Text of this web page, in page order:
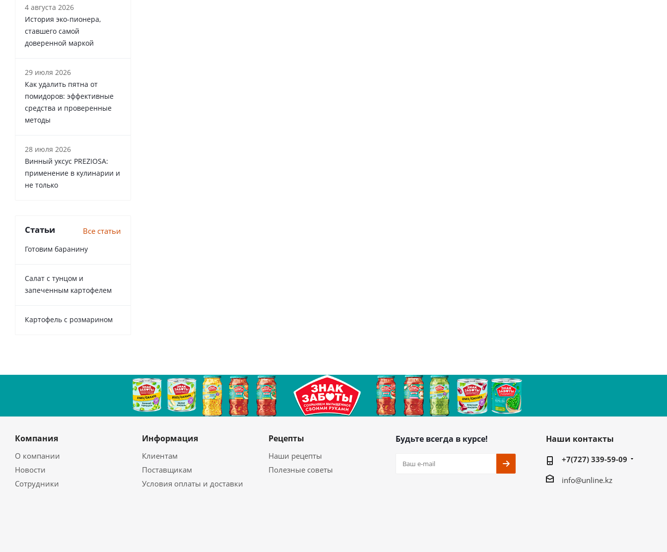
4 августа 2026
История эко-пионера,
ставшего самой
доверенной маркой
29 июля 2026
Как удалить пятна от
помидоров: эффективные
средства и проверенные
методы
28 июля 2026
Винный уксус PREZIOSA:
применение в кулинарии и
не только
Статьи Все статьи
Готовим баранину
Салат с тунцом и
запеченным картофелем
Картофель с розмарином
Компания
О компании
Новости
Сотрудники
Информация
Клиентам
Поставщикам
Условия оплаты и доставки
Рецепты
Наши рецепты
Полезные советы
Будьте всегда в курсе! Наши контакты
+7(727) 339-59-09
info@unline.kz